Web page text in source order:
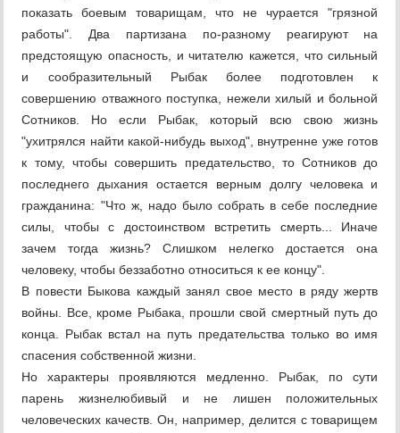
показать боевым товарищам, что не чурается "грязной
работы". Два партизана по-разному реагируют на
предстоящую опасность, и читателю кажется, что сильный
и сообразительный Рыбак более подготовлен к
совершению отважного поступка, нежели хилый и больной
Сотников. Но если Рыбак, который всю свою жизнь
"ухитрялся найти какой-нибудь выход", внутренне уже готов
к тому, чтобы совершить предательство, то Сотников до
последнего дыхания остается верным долгу человека и
гражданина: "Что ж, надо было собрать в себе последние
силы, чтобы с достоинством встретить смерть... Иначе
зачем тогда жизнь? Слишком нелегко достается она
человеку, чтобы беззаботно относиться к ее концу".
В повести Быкова каждый занял свое место в ряду жертв
войны. Все, кроме Рыбака, прошли свой смертный путь до
конца. Рыбак встал на путь предательства только во имя
спасения собственной жизни.
Но характеры проявляются медленно. Рыбак, по сути
парень жизнелюбивый и не лишен положительных
человеческих качеств. Он, например, делится с товарищем